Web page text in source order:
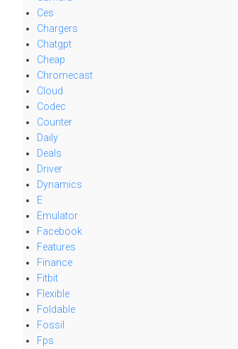
Ces
Chargers
Chatgpt
Cheap
Chromecast
Cloud
Codec
Counter
Daily
Deals
Driver
Dynamics
E
Emulator
Facebook
Features
Finance
Fitbit
Flexible
Foldable
Fossil
Fps